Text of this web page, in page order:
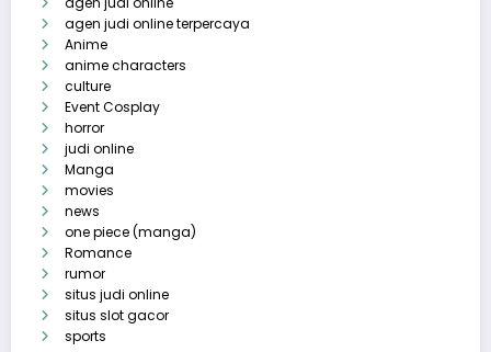
agen judi online terpercaya
Anime
anime characters
culture
Event Cosplay
horror
judi online
Manga
movies
news
one piece (manga)
Romance
rumor
situs judi online
situs slot gacor
sports